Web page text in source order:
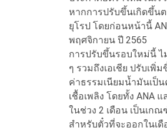
หากการปรับขึ้นเกิดขึ้น
ยุโรป โดยก่อนหน้านี้
พฤศจิกายน ปี 2565
การปรับขึ้นรอบใหม่นี้ ไ
ๆ รวมถึงเอเชีย ปรับเพิ่
ค่าธรรมเนียมน้ำมันเป็
เชื้อเพลิง โดยทั้ง ANA
ในช่วง 2 เดือน เป็นเก
สำหรับตั๋วที่จะออกในเ